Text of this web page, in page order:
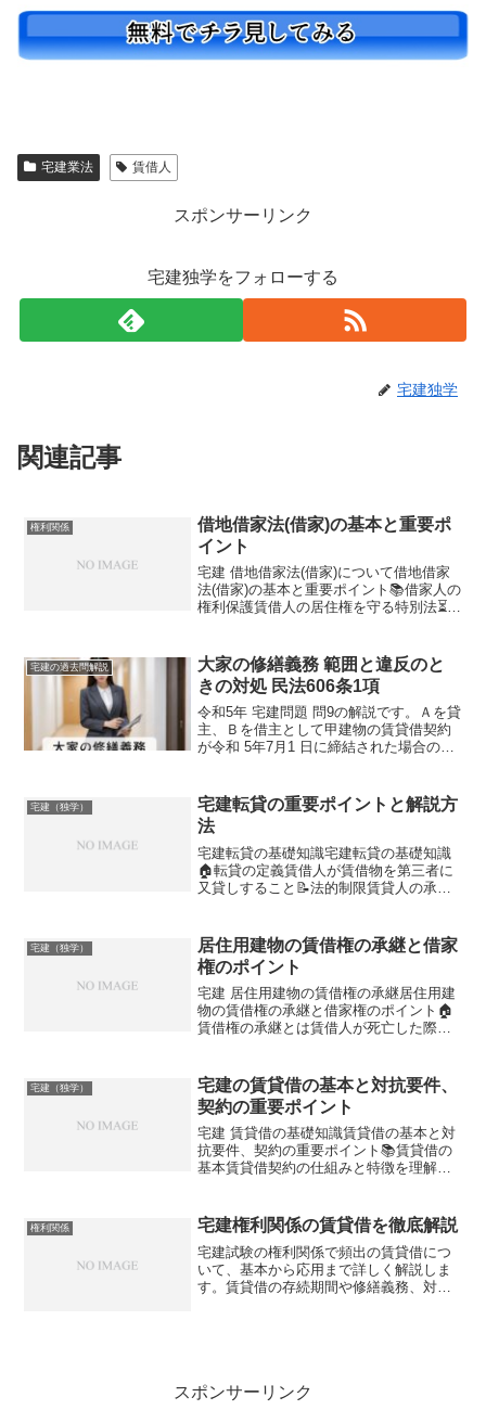
宅建業法 賃借人
スポンサーリンク
宅建独学をフォローする
宅建独学
関連記事
権利関係
借地借家法(借家)の基本と重要ポ
イント
宅建 借地借家法(借家)について借地借家
法(借家)の基本と重要ポイント📚借家人の
権利保護賃借人の居住権を守る特別法⏳契
変動に応じて賃料調整可能宅建 借地借家
法(借家)の...
宅建の過去問解説
大家の修繕義務 範囲と違反のと
きの対処 民法606条1項
令和5年 宅建問題 問9の解説です。Ａを貸
主、Ｂを借主として甲建物の賃貸借契約
が令和 5年7月1 日に締結された場合の甲
れか。1 甲建物の修繕が必要であるこ
とを、Ａが...
宅建（独学）
宅建転貸の重要ポイントと解説方
法
宅建転貸の基礎知識宅建転貸の基礎知識
🏠転貸の定義賃借人が賃借物を第三者に
又貸しすること📝法的制限賃貸人の承諾
とは、賃借人が賃借物（主に不動産）を
第三者に又貸しすることを...
宅建（独学）
居住用建物の賃借権の承継と借家
権のポイント
宅建 居住用建物の賃借権の承継居住用建
物の賃借権の承継と借家権のポイント🏠
賃借権の承継とは賃借人が死亡した際
ない場合、事実上の家族関係にある同居
者が賃借権を承継可能📜法...
宅建（独学）
宅建の賃貸借の基本と対抗要件、
契約の重要ポイント
宅建 賃貸借の基礎知識賃貸借の基本と対
抗要件、契約の重要ポイント📚賃貸借の
基本賃貸借契約の仕組みと特徴を理解す
のための注意点宅建試験における賃貸借
の出題傾向宅地建物取...
権利関係 宅建権利関係の賃貸借を徹底解説
宅建試験の権利関係で頻出の賃貸借につ
いて、基本から応用まで詳しく解説しま
す。賃貸借の存続期間や修繕義務、対抗
スポンサーリンク